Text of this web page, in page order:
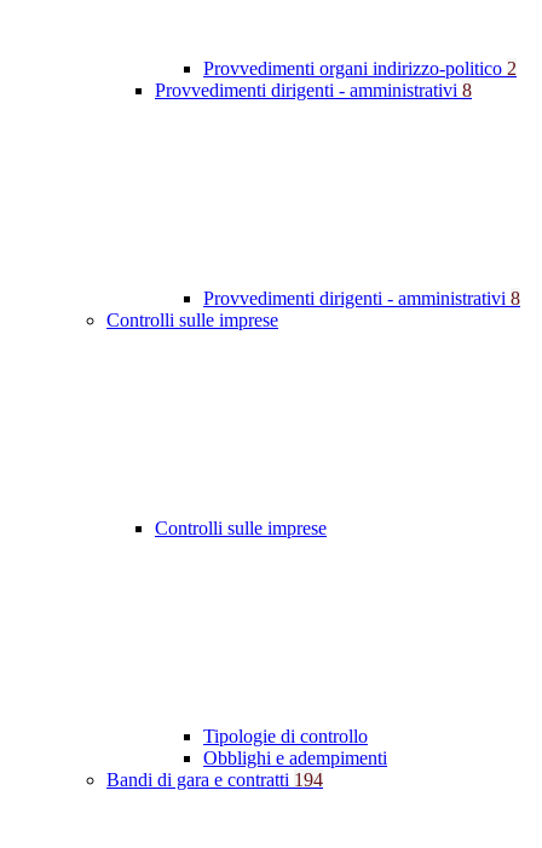
Provvedimenti organi indirizzo-politico 2
Provvedimenti dirigenti - amministrativi 8
Provvedimenti dirigenti - amministrativi 8
Controlli sulle imprese
Controlli sulle imprese
Tipologie di controllo
Obblighi e adempimenti
Bandi di gara e contratti 194